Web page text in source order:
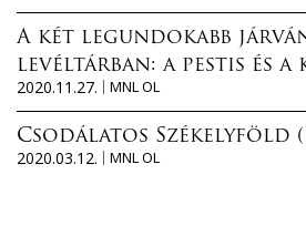
A két legundokabb
levéltárban: a pestis és a
2020.11.27.
MNL OL
Csodálatos Székelyföld
2020.03.12.
MNL OL